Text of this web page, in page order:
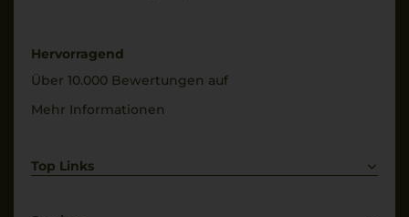
Hervorragend
Über 10.000 Bewertungen auf
Mehr Informationen
Top Links